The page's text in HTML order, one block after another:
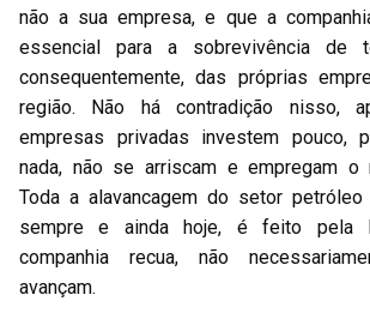
não a sua empresa, e que a
essencial para a sobrevivência
consequentemente, das próprias
região. Não há contradição nisso,
empresas privadas investem pouco,
nada, não se arriscam e empregam o
Toda a alavancagem do setor
sempre e ainda hoje, é feito pela
companhia recua, não
avançam.